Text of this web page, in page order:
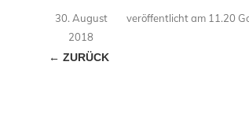
veröffentlicht
30. August
2018
am 11.20
← ZURÜCK